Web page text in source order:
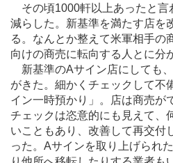
その頃1000軒以上あったと言
減らした。新基準を満たす店を
る。なんとか整えて米軍相手の
向けの商売に転向する人とに分
新基準のAサイン店にしても
がきた。細かくチェックして不
イン一時預かり」。店は商売が
チェックは恣意的にも見えて、
いこともあり、改善して再交付
った。Aサインを取り上げられ